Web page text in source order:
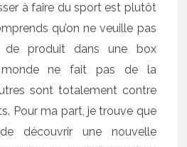
à faire du sport est plutôt
qu’on ne veuille pas
de produit dans une box
ne fait pas de la
sont totalement contre
Pour ma part, je trouve que
découvrir une nouvelle